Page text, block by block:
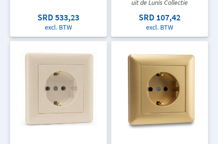
SRD 533,23
excl. BTW
uit de Lunis Collectie
SRD 107,42
excl. BTW